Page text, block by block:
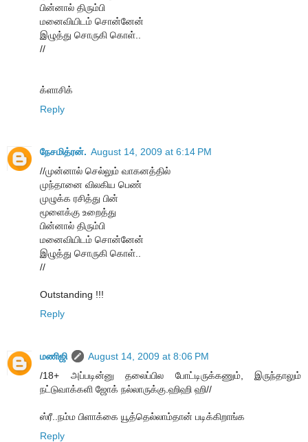
பின்னால் திரும்பி
மனைவியிடம் சொன்னேன்
இழுத்து சொருகி கொள்..
//
க்ளாசிக்
Reply
நேசமித்ரன். August 14, 2009 at 6:14 PM
//முன்னால் செல்லும் வாகனத்தில்
முந்தானை விலகிய பெண்
முழுக்க ரசித்து பின்
மூளைக்கு உறைத்து
பின்னால் திரும்பி
மனைவியிடம் சொன்னேன்
இழுத்து சொருகி கொள்..
//
Outstanding !!!
Reply
மணிஜி
August 14, 2009 at 8:06 PM
/18+ அப்படின்னு தலைப்பில போட்டிருக்கணும், இருந்தாலும்
நட்டுவாக்களி ஜோக் நல்லாருக்கு.ஹிஹி ஹி//
ஸ்ரீ..நம்ம பிளாக்கை யூத்தெல்லாம்தான் படிக்கிறாங்க
Reply